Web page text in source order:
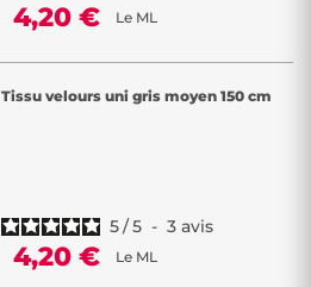
4,20 € Le ML
Tissu velours uni gris moyen 150 cm
5/5 - 3 avis
4,20 € Le ML